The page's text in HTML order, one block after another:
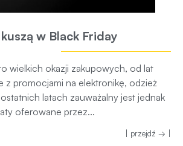
w Black Friday
wielkich okazji zakupowych, od lat
z promocjami na elektronikę, odzież
latach zauważalny jest jednak
oferowane przez...
| przejdź → |